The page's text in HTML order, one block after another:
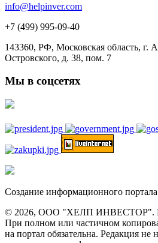
info@helpinver.com
+7 (499) 995-09-40
143360, РФ, Московская область, г.
Островского, д. 38, пом. 7
Мы в соцсетях
Создание информационного портала
© 2026, ООО "ХЕЛП ИНВЕСТОР".
При полном или частичном
на портал обязательна. Редакция не